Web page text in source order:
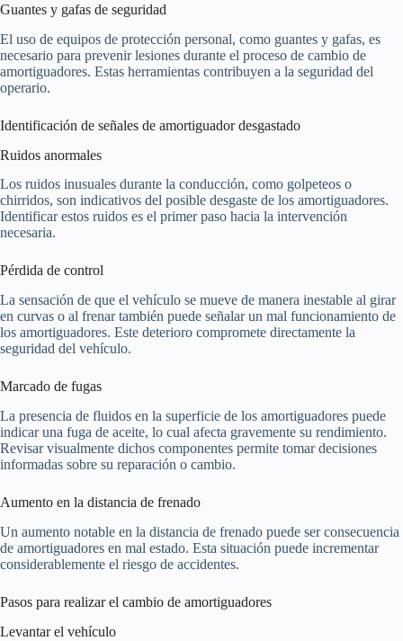
Guantes y gafas de seguridad
El uso de equipos de protección personal, como guantes y gafas, es
necesario para prevenir lesiones durante el proceso de cambio de
amortiguadores. Estas herramientas contribuyen a la seguridad del
operario.
Identificación de señales de amortiguador desgastado
Ruidos anormales
Los ruidos inusuales durante la conducción, como golpeteos o
chirridos, son indicativos del posible desgaste de los amortiguadores.
Identificar estos ruidos es el primer paso hacia la intervención
necesaria.
Pérdida de control
La sensación de que el vehículo se mueve de manera inestable al girar
en curvas o al frenar también puede señalar un mal funcionamiento de
los amortiguadores. Este deterioro compromete directamente la
seguridad del vehículo.
Marcado de fugas
La presencia de fluidos en la superficie de los amortiguadores puede
indicar una fuga de aceite, lo cual afecta gravemente su rendimiento.
Revisar visualmente dichos componentes permite tomar decisiones
informadas sobre su reparación o cambio.
Aumento en la distancia de frenado
Un aumento notable en la distancia de frenado puede ser consecuencia
de amortiguadores en mal estado. Esta situación puede incrementar
considerablemente el riesgo de accidentes.
Pasos para realizar el cambio de amortiguadores
Levantar el vehículo